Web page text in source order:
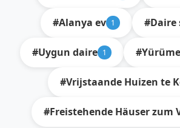
#Alanya ev 1 #Daire
#Uygun daire 1
#Vrijstaande Huizen te
#Freistehende Häuser zum